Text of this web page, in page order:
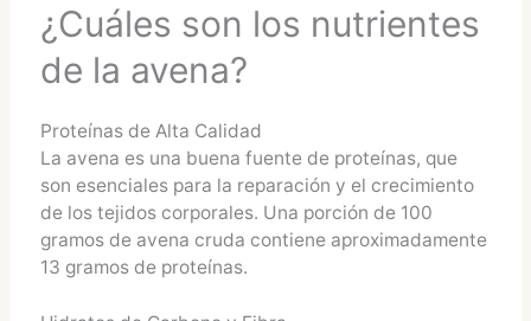
¿Cuáles son los nutrientes
de la avena?
Proteínas de Alta Calidad
La avena es una buena fuente de proteínas, que
son esenciales para la reparación y el crecimiento
de los tejidos corporales. Una porción de 100
gramos de avena cruda contiene aproximadamente
13 gramos de proteínas.